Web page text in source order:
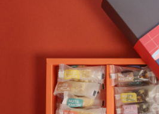
營養補給站
吃零食
Nuts Knock 堅果敲敲